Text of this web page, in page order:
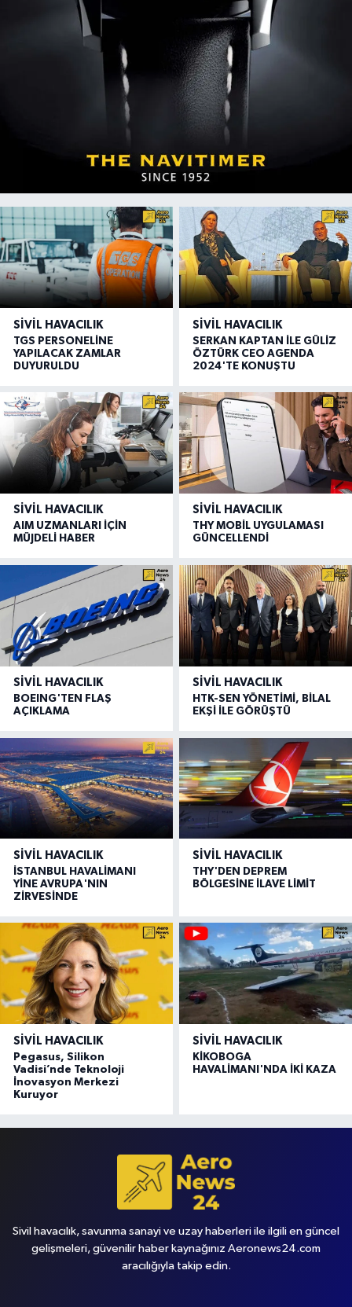
SIVIL HAVACILIK
TGS PERSONELİNE
YAPILACAK ZAMLAR
DUYURULDU
SIVIL HAVACILIK
SERKAN KAPTAN İLE GÜLİZ
ÖZTÜRK CEO AGENDA
2024'TE KONUŞTU
SIVIL HAVACILIK
AIM UZMANLARI İÇİN
MÜJDELİ HABER
SIVIL HAVACILIK
THY MOBİL UYGULAMASI
GÜNCELLENDİ
SIVIL HAVACILIK
BOEING'TEN FLAŞ
AÇIKLAMA
SIVIL HAVACILIK
HTK-SEN YÖNETİMİ, BİLAL
EKŞİ İLE GÖRÜŞTÜ
SIVIL HAVACILIK
İSTANBUL HAVALİMANI
YİNE AVRUPA'NIN
ZİRVESİNDE
SIVIL HAVACILIK
THY'DEN DEPREM
BÖLGESİNE İLAVE LİMİT
SIVIL HAVACILIK
Pegasus, Silikon
Vadisi’nde Teknoloji
İnovasyon Merkezi
Kuruyor
SIVIL HAVACILIK
KİKOBOGA
HAVALİMANI'NDA İKİ KAZA
Sivil havacılık, savunma sanayi ve uzay haberleri ile ilgili en güncel
gelişmeleri, güvenilir haber kaynağınız Aeronews24.com
aracılığıyla takip edin.